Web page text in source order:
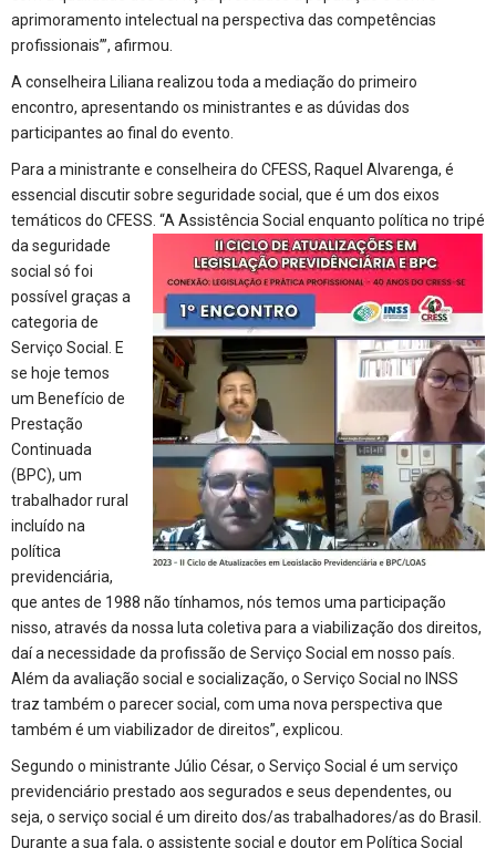
aprimoramento intelectual na perspectiva das competências
profissionais’”, afirmou.
A conselheira Liliana realizou toda a mediação do primeiro
encontro, apresentando os ministrantes e as dúvidas dos
participantes ao final do evento.
Para a ministrante e conselheira do CFESS, Raquel Alvarenga, é
essencial discutir sobre seguridade social, que é um dos eixos
temáticos do CFESS. “A Assistência Social enquanto política no tripé
da seguridade
social só foi
possível graças a
categoria de
Serviço Social. E
se hoje temos
um Benefício de
Prestação
Continuada
(BPC), um
trabalhador rural
incluído na
política
previdenciária,
que antes de 1988 não tínhamos, nós temos uma participação
nisso, através da nossa luta coletiva para a viabilização dos direitos,
daí a necessidade da profissão de Serviço Social em nosso país.
Além da avaliação social e socialização, o Serviço Social no INSS
traz também o parecer social, com uma nova perspectiva que
também é um viabilizador de direitos”, explicou.
Segundo o ministrante Júlio César, o Serviço Social é um serviço
previdenciário prestado aos segurados e seus dependentes, ou
seja, o serviço social é um direito dos/as trabalhadores/as do Brasil.
Durante a sua fala, o assistente social e doutor em Política Social